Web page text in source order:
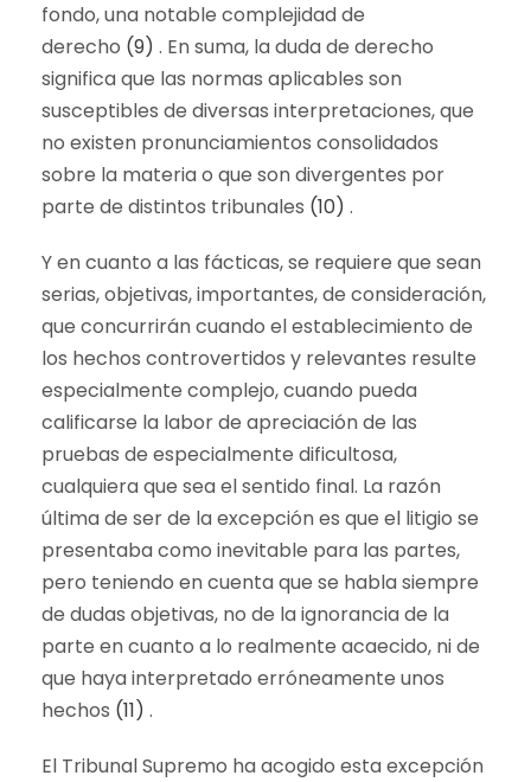
fondo, una notable complejidad de
derecho (9) . En suma, la duda de derecho
significa que las normas aplicables son
susceptibles de diversas interpretaciones, que
no existen pronunciamientos consolidados
sobre la materia o que son divergentes por
parte de distintos tribunales (10) .
Y en cuanto a las fácticas, se requiere que sean
serias, objetivas, importantes, de consideración,
que concurrirán cuando el establecimiento de
los hechos controvertidos y relevantes resulte
especialmente complejo, cuando pueda
calificarse la labor de apreciación de las
pruebas de especialmente dificultosa,
cualquiera que sea el sentido final. La razón
última de ser de la excepción es que el litigio se
presentaba como inevitable para las partes,
pero teniendo en cuenta que se habla siempre
de dudas objetivas, no de la ignorancia de la
parte en cuanto a lo realmente acaecido, ni de
que haya interpretado erróneamente unos
hechos (11) .
El Tribunal Supremo ha acogido esta excepción